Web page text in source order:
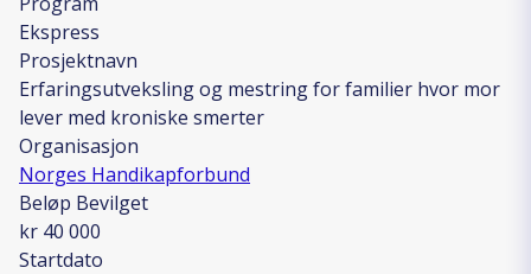
Ekspress
Prosjektnavn
Erfaringsutveksling og mestring for familier hvor mor
lever med kroniske smerter
Organisasjon
Norges Handikapforbund
Beløp Bevilget
kr 40 000
Startdato